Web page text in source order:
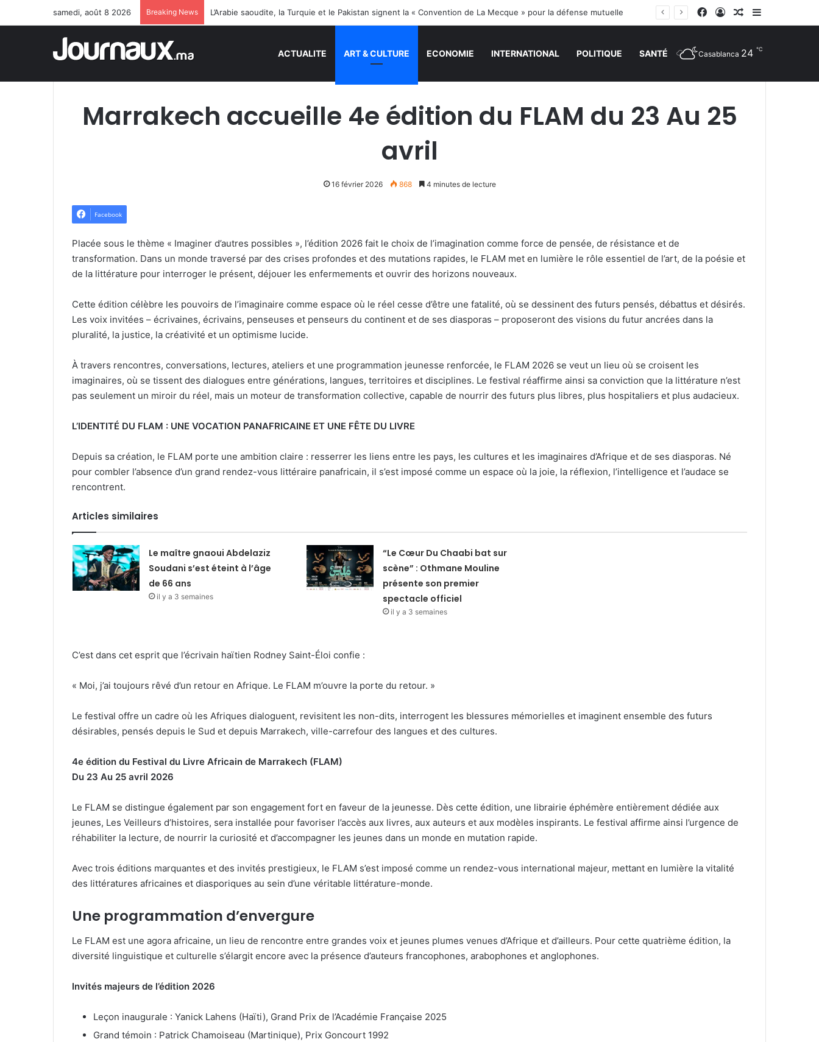
samedi, août 8 2026 Breaking News L’Arabie saoudite, la Turquie et le Pakistan signent la « Convention de La Mecque » pour la défense mutuelle Facebook
Connexion
Article Aléatoire
Sidebar
ACTUALITE ART & CULTURE ECONOMIE INTERNATIONAL POLITIQUE SANTÉ Casablanca 24 ℃
Marrakech accueille 4e édition du FLAM du 23 Au 25
avril
16 février 2026 868 4 minutes de lecture
Facebook
Placée sous le thème « Imaginer d’autres possibles », l’édition 2026 fait le choix de l’imagination comme force de pensée, de résistance et de
transformation. Dans un monde traversé par des crises profondes et des mutations rapides, le FLAM met en lumière le rôle essentiel de l’art, de la poésie et
de la littérature pour interroger le présent, déjouer les enfermements et ouvrir des horizons nouveaux.
Cette édition célèbre les pouvoirs de l’imaginaire comme espace où le réel cesse d’être une fatalité, où se dessinent des futurs pensés, débattus et désirés.
Les voix invitées – écrivaines, écrivains, penseuses et penseurs du continent et de ses diasporas – proposeront des visions du futur ancrées dans la
pluralité, la justice, la créativité et un optimisme lucide.
À travers rencontres, conversations, lectures, ateliers et une programmation jeunesse renforcée, le FLAM 2026 se veut un lieu où se croisent les
imaginaires, où se tissent des dialogues entre générations, langues, territoires et disciplines. Le festival réaffirme ainsi sa conviction que la littérature n’est
pas seulement un miroir du réel, mais un moteur de transformation collective, capable de nourrir des futurs plus libres, plus hospitaliers et plus audacieux.
L’IDENTITÉ DU FLAM : UNE VOCATION PANAFRICAINE ET UNE FÊTE DU LIVRE
Depuis sa création, le FLAM porte une ambition claire : resserrer les liens entre les pays, les cultures et les imaginaires d’Afrique et de ses diasporas. Né
pour combler l’absence d’un grand rendez-vous littéraire panafricain, il s’est imposé comme un espace où la joie, la réflexion, l’intelligence et l’audace se
rencontrent.
Articles similaires
Le maître gnaoui Abdelaziz
Soudani s’est éteint à l’âge
de 66 ans
il y a 3 semaines
“Le Cœur Du Chaabi bat sur
scène” : Othmane Mouline
présente son premier
spectacle officiel
il y a 3 semaines
C’est dans cet esprit que l’écrivain haïtien Rodney Saint-Éloi confie :
« Moi, j’ai toujours rêvé d’un retour en Afrique. Le FLAM m’ouvre la porte du retour. »
Le festival offre un cadre où les Afriques dialoguent, revisitent les non-dits, interrogent les blessures mémorielles et imaginent ensemble des futurs
désirables, pensés depuis le Sud et depuis Marrakech, ville-carrefour des langues et des cultures.
4e édition du Festival du Livre Africain de Marrakech (FLAM)
Du 23 Au 25 avril 2026
Le FLAM se distingue également par son engagement fort en faveur de la jeunesse. Dès cette édition, une librairie éphémère entièrement dédiée aux
jeunes, Les Veilleurs d’histoires, sera installée pour favoriser l’accès aux livres, aux auteurs et aux modèles inspirants. Le festival affirme ainsi l’urgence de
réhabiliter la lecture, de nourrir la curiosité et d’accompagner les jeunes dans un monde en mutation rapide.
Avec trois éditions marquantes et des invités prestigieux, le FLAM s’est imposé comme un rendez-vous international majeur, mettant en lumière la vitalité
des littératures africaines et diasporiques au sein d’une véritable littérature-monde.
Une programmation d’envergure
Le FLAM est une agora africaine, un lieu de rencontre entre grandes voix et jeunes plumes venues d’Afrique et d’ailleurs. Pour cette quatrième édition, la
diversité linguistique et culturelle s’élargit encore avec la présence d’auteurs francophones, arabophones et anglophones.
Invités majeurs de l’édition 2026
Leçon inaugurale : Yanick Lahens (Haïti), Grand Prix de l’Académie Française 2025
Grand témoin : Patrick Chamoiseau (Martinique), Prix Goncourt 1992